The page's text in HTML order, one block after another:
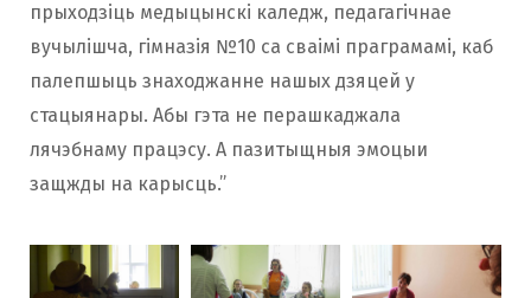
прыходзіць медыцынскі каледж, педагагічнае
вучылішча, гімназія №10 са сваімі праграмамі, каб
палепшыць знаходжанне нашых дзяцей у
стацыянары. Абы гэта не перашкаджала
лячэбнаму працэсу. А пазитыщныя эмоцыи
защжды на карысць.”